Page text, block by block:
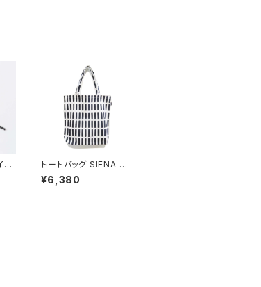
キ
トートバッグ SIENA シ
エナ WH/BK / artek
アルテック
¥6,380